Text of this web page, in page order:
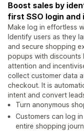
Boost sales by
first SSO login
Make log in effortless
Identify users as they
and secure shopping
popups with discounts
attention and
collect customer data
checkout. It is
intent and convert
Turn anonymous
Customers can log
entire shopping